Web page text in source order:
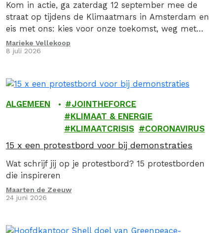
Kom in actie, ga zaterdag 12 september mee de
straat op tijdens de Klimaatmars in Amsterdam en
eis met ons: kies voor onze toekomst, weg met
fossiel!
Marieke Vellekoop
8 juli 2026
ALGEMEEN
JOINTHEFORCE
KLIMAAT & ENERGIE
KLIMAATCRISIS
CORONAVIRUS
15 x een protestbord voor bij demonstraties
Wat schrijf jij op je protestbord? 15 protestborden
die inspireren
Maarten de Zeeuw
24 juni 2026